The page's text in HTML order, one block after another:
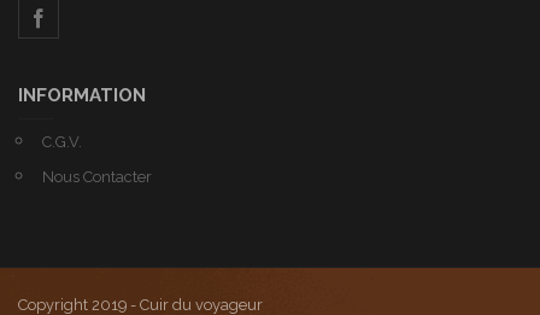
INFORMATION
C.G.V.
Nous Contacter
Copyright 2019 - Cuir du voyageur